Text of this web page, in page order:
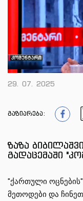
29. 07. 2025
გაზიარება:
ზაზა
გადაცემაში
"ქართული ოცნების"
მეთოდები და